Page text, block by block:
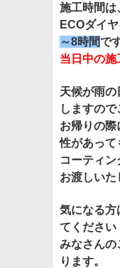
施工時間は
ECOダイ
～8時間で
当日中の施
天候が雨
しますので
お帰りの
性があって
コーティ
お渡しいた
気になる方
てください
みなさんの
ります。